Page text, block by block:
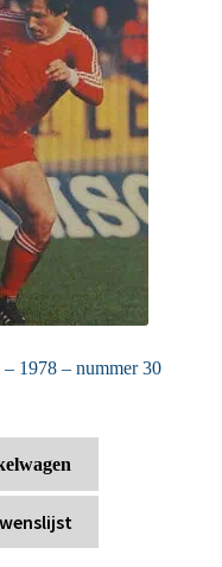
1978 – nummer 30